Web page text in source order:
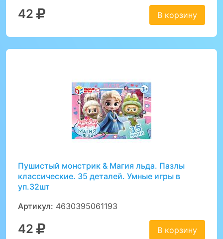
42 В корзину
Пушистый монстрик & Магия льда. Пазлы
классические. 35 деталей. Умные игры в
уп.32шт
Артикул: 4630395061193
42 В корзину